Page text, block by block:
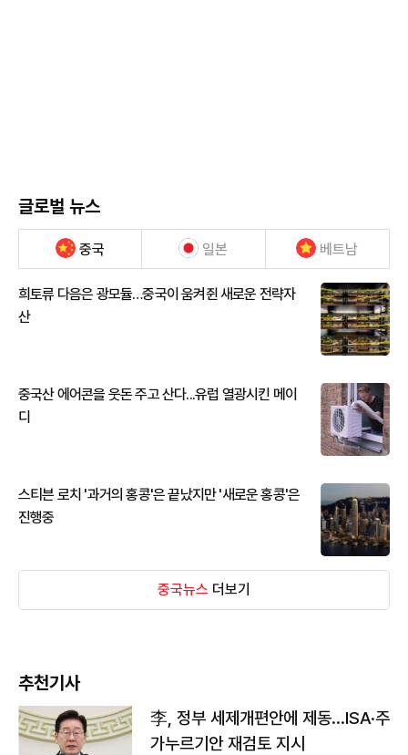
글로벌 뉴스
중국 일본 베트남
희토류 다음은 광모듈…중국이 움켜쥔 새로운 전략자
산
중국산 에어콘을 웃돈 주고 산다...유럽 열광시킨 메이
디
스티븐 로치 '과거의 홍콩'은 끝났지만 '새로운 홍콩'은
진행중
중국뉴스 더보기
추천기사
李, 정부 세제개편안에 제동…ISA·주
가누르기안 재검토 지시